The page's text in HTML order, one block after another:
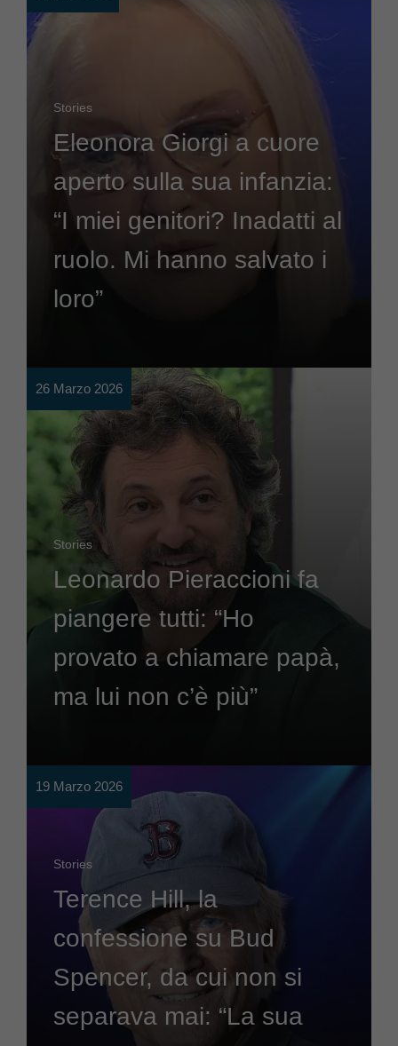
Stories
Eleonora Giorgi a cuore
aperto sulla sua infanzia:
“I miei genitori? Inadatti al
ruolo. Mi hanno salvato i
loro”
26 Marzo 2026
Stories
Leonardo Pieraccioni fa
piangere tutti: “Ho
provato a chiamare papà,
ma lui non c’è più”
19 Marzo 2026
Stories
Terence Hill, la
confessione su Bud
Spencer, da cui non si
separava mai: “La sua